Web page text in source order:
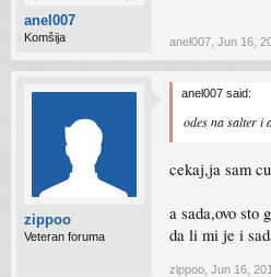
anel007
Komšija anel007 Jun 16,
zippoo
Veteran foruma
anel007 said:
odes na salter i
cekaj,ja sam
a sada,ovo sto
da li mi je i
zippoo Jun 16,